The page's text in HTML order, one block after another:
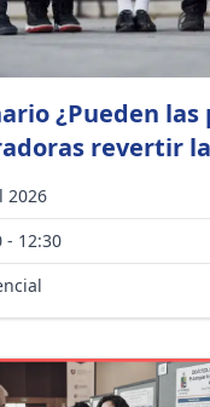
¿Pueden
revertir la
escolar?
2026
- 12:30